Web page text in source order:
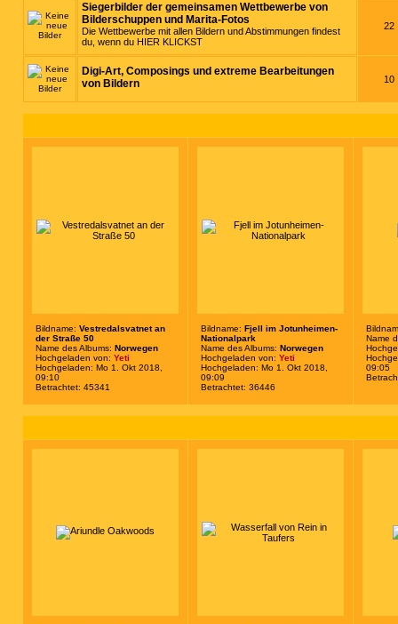
Siegerbilder der gemeinsamen Wettbewerbe von
Bilderschuppen und Marita-Fotos
Die Wettbewerbe mit allen Bildern und Abstimmungen findest
du, wenn du HIER KLICKST
22
Digi-Art, Composings und extreme Bearbeitungen
von Bildern
10
Bildname: Vestredalsvatnet an
der Straße 50
Name des Albums: Norwegen
Hochgeladen von: Yeti
Hochgeladen: Mo 1. Okt 2018,
09:10
Betrachtet: 45341
Bildname: Fjell im Jotunheimen-
Nationalpark
Name des Albums: Norwegen
Hochgeladen von: Yeti
Hochgeladen: Mo 1. Okt 2018,
09:09
Betrachtet: 36446
Name
09:05